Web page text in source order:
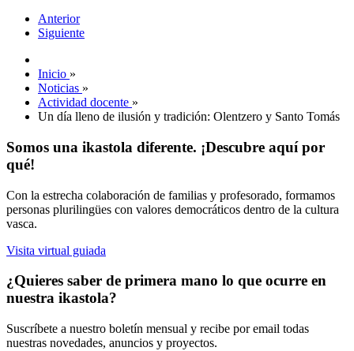
Anterior
Siguiente
Inicio »
Noticias »
Actividad docente »
Un día lleno de ilusión y tradición: Olentzero y Santo Tomás
Somos una ikastola diferente. ¡Descubre aquí por
qué!
Con la estrecha colaboración de familias y profesorado, formamos
personas plurilingües con valores democráticos dentro de la cultura
vasca.
Visita virtual guiada
¿Quieres saber de primera mano lo que ocurre en
nuestra ikastola?
Suscríbete a nuestro boletín mensual y recibe por email todas
nuestras novedades, anuncios y proyectos.